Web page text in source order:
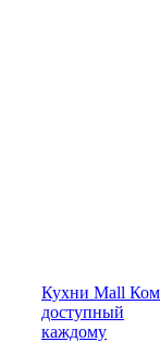
Кухни Mall
доступный
каждому